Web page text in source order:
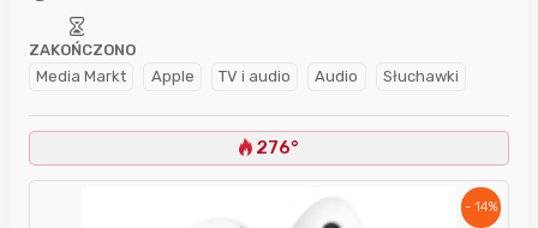
Media Markt Apple TV i audio Audio Słuchawki
ZAKOŃCZONO
276°
- 14%